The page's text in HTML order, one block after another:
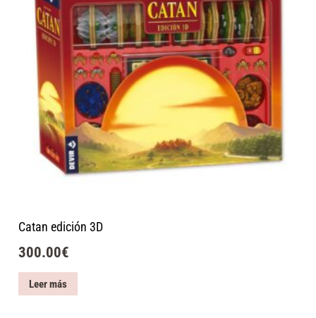
Catan edición 3D
300.00€
Leer más